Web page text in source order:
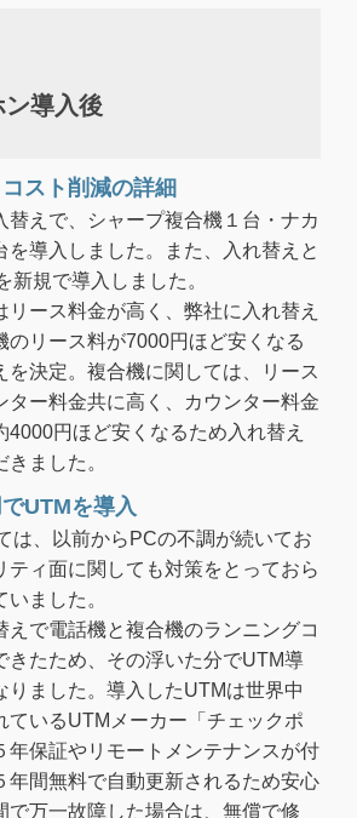
ン導入後
スト削減の詳細
替えで、シャープ複合機１台・ナカ
を導入しました。また、入れ替えと
新規で導入しました。
リース料金が高く、弊社に入れ替え
のリース料が7000円ほど安くなる
を決定。複合機に関しては、リース
ター料金共に高く、カウンター料金
4000円ほど安くなるため入れ替え
ました。
UTMを導入
は、以前からPCの不調が続いてお
ティ面に関しても対策をとっておら
ました。
えで電話機と複合機のランニングコ
きたため、その浮いた分でUTM導
りました。導入したUTMは世界中
ているUTMメーカー「チェックポ
年保証やリモートメンテナンスが付
年間無料で自動更新されるため安心
で万一故障した場合は、無償で修